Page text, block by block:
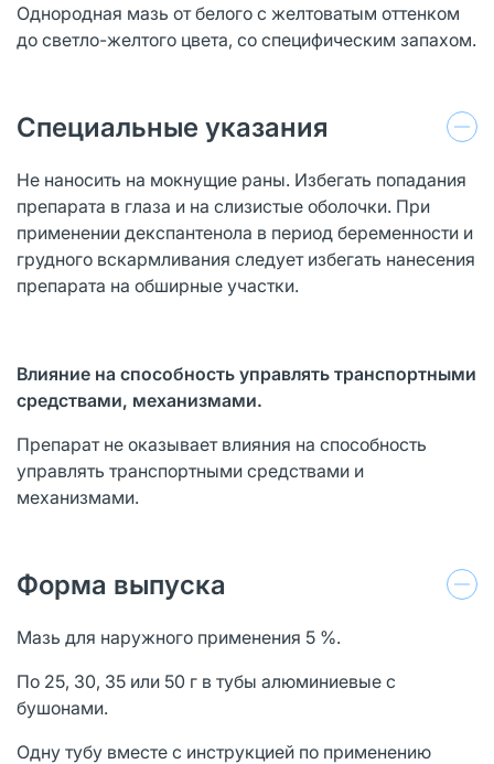
Однородная мазь от белого с желтоватым оттенком
до светло-желтого цвета, со специфическим запахом.
Специальные указания
Не наносить на мокнущие раны. Избегать попадания
препарата в глаза и на слизистые оболочки. При
применении декспантенола в период беременности и
грудного вскармливания следует избегать нанесения
препарата на обширные участки.
Влияние на способность управлять транспортными
средствами, механизмами.
Препарат не оказывает влияния на способность
управлять транспортными средствами и
механизмами.
Форма выпуска
Мазь для наружного применения 5 %.
По 25, 30, 35 или 50 г в тубы алюминиевые с
бушонами.
Одну тубу вместе с инструкцией по применению